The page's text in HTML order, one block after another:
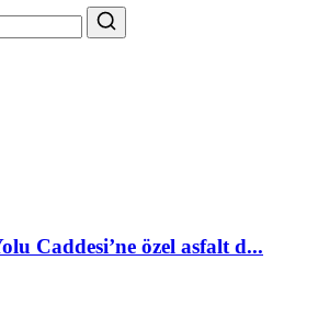
Caddesi’ne özel asfalt d...